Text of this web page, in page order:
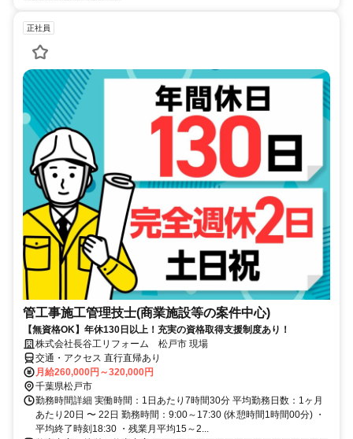
正社員
管工事施工管理技士(商業施設等の案件中心)
【無資格OK】年休130日以上！充実の資格取得支援制度あり！
株式会社長谷工リフォーム 松戸市 現場
交通・アクセス 直行直帰あり
月給260,000円～320,000円
千葉県松戸市
勤務時間詳細 実働時間：1日あたり7時間30分 平均勤務日数：1ヶ月
あたり20日 〜 22日 勤務時間：9:00～17:30 (休憩時間1時間00分) ・
平均終了時刻18:30 ・残業月平均15～2...